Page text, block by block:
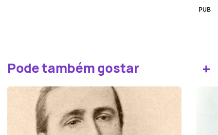
PUB
Pode também gostar +